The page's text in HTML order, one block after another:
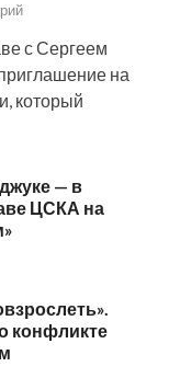
с Сергеем
на
который
— в
ЦСКА на
конфликте